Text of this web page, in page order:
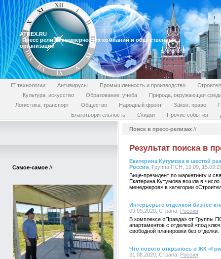
ATREX.RU
Пресс релизы коммерческих компаний и общественных
организаций
IT технологии Антивирусы Промышленность и производство
Культура, искусство
Образование, учеба
Природа, окружающая
Логистика, транспорт
Общество Народный фронт Закон, право
Благотворительность
Скидки Прочие события
Самое-самое //
Поиск в пресс-релизах //
Результат поиска в
Екатерина Кутумова в шестой
России , Группа ПСН, 19:09,
Вице-президент по маркетингу и
Екатерина Кутумова вошла в число
менеджеров» в категории
Интерьеры с отделкой бизнес-
09.09.2020, Страна: Россия
В комплексе «Правда» от Группы
апартаментов с отделкой «под
свободной планировки без отделки.
Что нового открылось в ЖК
31.08.2020, Страна: Россия